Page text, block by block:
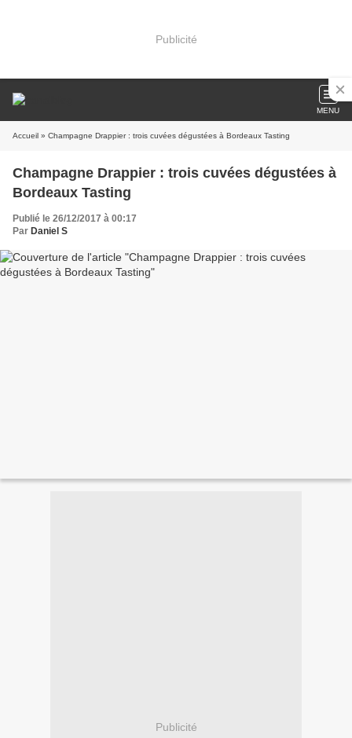
Publicité
MENU
Accueil » Champagne Drappier : trois cuvées dégustées à Bordeaux Tasting
Champagne Drappier : trois cuvées dégustées à
Bordeaux Tasting
Publié le 26/12/2017 à 00:17
Par Daniel S
Publicité